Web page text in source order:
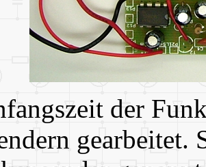
der
gearbeitet.